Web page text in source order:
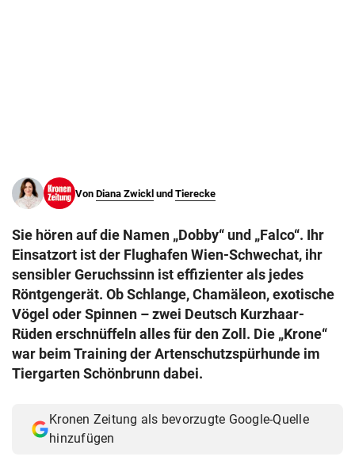
Von Diana Zwickl und Tierecke
Sie hören auf die Namen „Dobby“ und „Falco“. Ihr
Einsatzort ist der Flughafen Wien-Schwechat, ihr
sensibler Geruchssinn ist effizienter als jedes
Röntgengerät. Ob Schlange, Chamäleon, exotische
Vögel oder Spinnen – zwei Deutsch Kurzhaar-
Rüden erschnüffeln alles für den Zoll. Die „Krone“
war beim Training der Artenschutzspürhunde im
Tiergarten Schönbrunn dabei.
Kronen Zeitung als bevorzugte Google-Quelle
hinzufügen